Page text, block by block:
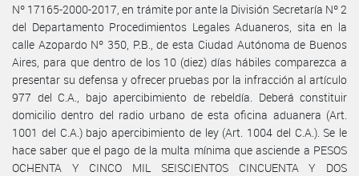
Nº 17165-2000-2017, en trámite por ante la División Secretaría Nº 2
del Departamento Procedimientos Legales Aduaneros, sita en la
calle Azopardo Nº 350, P.B., de esta Ciudad Autónoma de Buenos
Aires, para que dentro de los 10 (diez) días hábiles comparezca a
presentar su defensa y ofrecer pruebas por la infracción al artículo
977 del C.A., bajo apercibimiento de rebeldía. Deberá constituir
domicilio dentro del radio urbano de esta oficina aduanera (Art.
1001 del C.A.) bajo apercibimiento de ley (Art. 1004 del C.A.). Se le
hace saber que el pago de la multa mínima que asciende a PESOS
OCHENTA Y CINCO MIL SEISCIENTOS CINCUENTA Y DOS